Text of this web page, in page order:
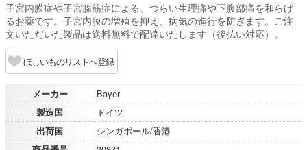
子宮内膜症や子宮腺筋症による、つらい生理痛や下腹部痛を和らげ
るお薬です。子宮内膜の増殖を抑え、病気の進行を防ぎます。ご注
文いただいた製品は送料無料で配達いたします（後払い対応）。
ほしいものリストへ登録
メーカー
Bayer
製造国
ドイツ
出荷国
シンガポール/香港